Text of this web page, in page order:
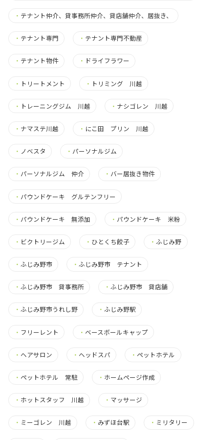
・ テナント仲介、貸事務所仲介、貸店舗仲介、居抜き、
・ テナント専門 ・ テナント専門不動産
・ テナント物件 ・ ドライフラワー
・ トリートメント ・ トリミング 川越
・ トレーニングジム 川越 ・ ナシゴレン 川越
・ ナマステ川越 ・ にこ田 プリン 川越
・ ノベスタ ・ パーソナルジム
・ パーソナルジム 仲介 ・ バー居抜き物件
・ パウンドケーキ グルテンフリー
・ パウンドケーキ 無添加 ・ パウンドケーキ 米粉
・ ビクトリージム ・ ひとくち餃子 ・ふじみ野
・ ふじみ野市 ・ふじみ野市 テナント
・ ふじみ野市 貸事務所 ・ふじみ野市 貸店舗
・ ふじみ野市うれし野 ・ふじみ野駅
・ フリーレント ・ ベースボールキャップ
・ ヘアサロン ・ ヘッドスパ ・ペットホテル
・ ペットホテル 常駐 ・ ホームページ作成
・ ホットスタッフ 川越 ・ マッサージ
・ ミーゴレン 川越 ・ みずほ台駅 ・ ミリタリー